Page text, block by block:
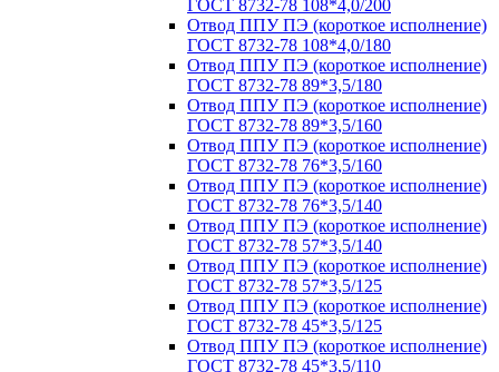
ГОСТ 8732-78 108*4,0/200
Отвод ППУ ПЭ (короткое исполнение)
ГОСТ 8732-78 108*4,0/180
Отвод ППУ ПЭ (короткое исполнение)
ГОСТ 8732-78 89*3,5/180
Отвод ППУ ПЭ (короткое исполнение)
ГОСТ 8732-78 89*3,5/160
Отвод ППУ ПЭ (короткое исполнение)
ГОСТ 8732-78 76*3,5/160
Отвод ППУ ПЭ (короткое исполнение)
ГОСТ 8732-78 76*3,5/140
Отвод ППУ ПЭ (короткое исполнение)
ГОСТ 8732-78 57*3,5/140
Отвод ППУ ПЭ (короткое исполнение)
ГОСТ 8732-78 57*3,5/125
Отвод ППУ ПЭ (короткое исполнение)
ГОСТ 8732-78 45*3,5/125
Отвод ППУ ПЭ (короткое исполнение)
ГОСТ 8732-78 45*3,5/110